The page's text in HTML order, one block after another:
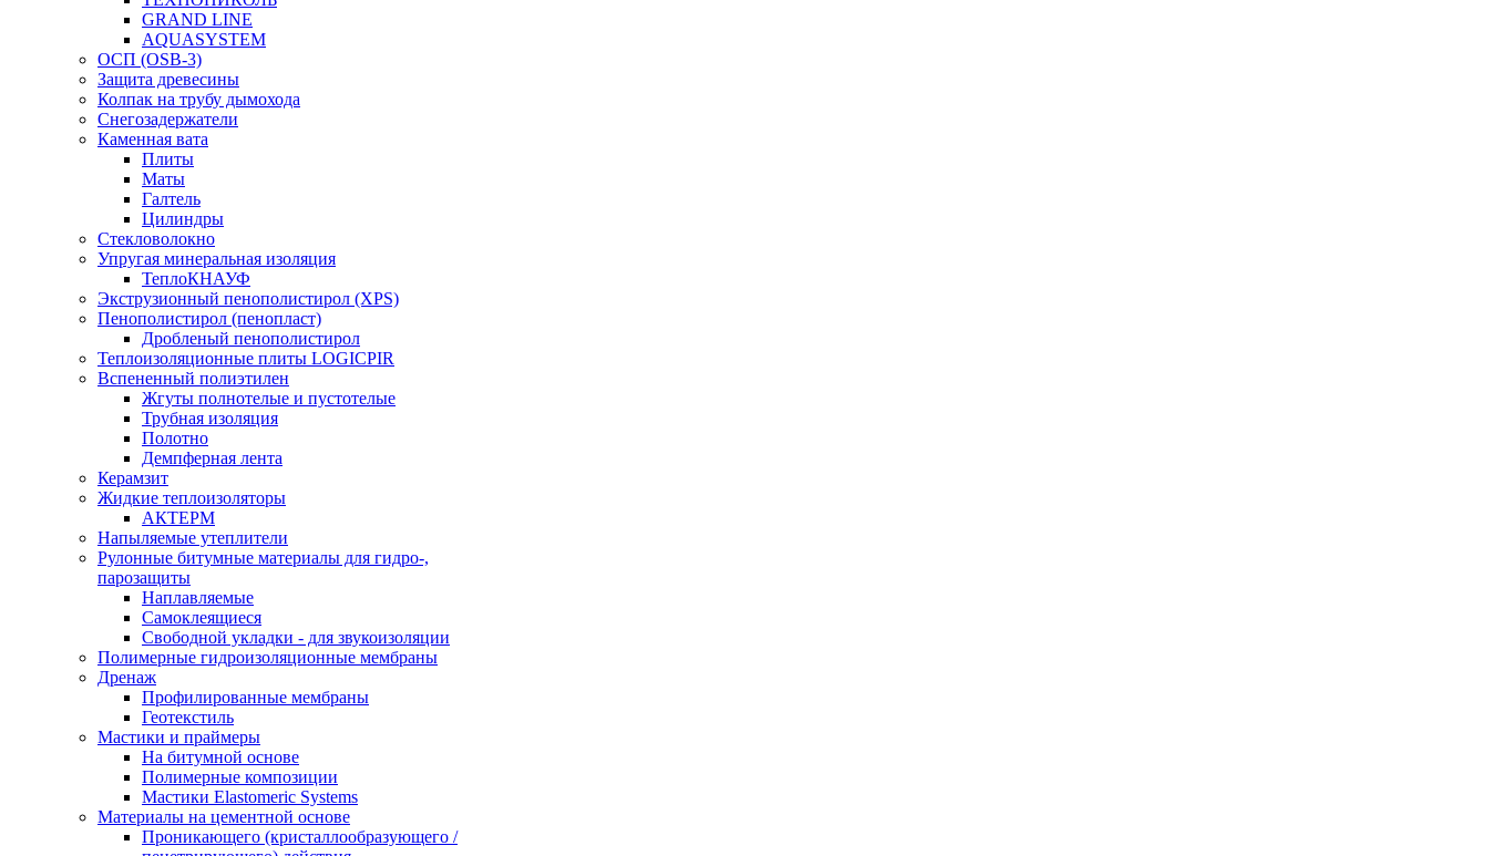
GRAND LINE
AQUASYSTEM
ОСП (OSB-3)
Защита древесины
Колпак на трубу дымохода
Снегозадержатели
Каменная вата
Плиты
Маты
Галтель
Цилиндры
Стекловолокно
Упругая минеральная изоляция
ТеплоКНАУФ
Экструзионный пенополистирол (XPS)
Пенополистирол (пенопласт)
Дробленый пенополистирол
Теплоизоляционные плиты LOGICPIR
Вспененный полиэтилен
Жгуты полнотелые и пустотелые
Трубная изоляция
Полотно
Демпферная лента
Керамзит
Жидкие теплоизоляторы
АКТЕРМ
Напыляемые утеплители
Рулонные битумные материалы для гидро-,
парозащиты
Наплавляемые
Самоклеящиеся
Свободной укладки - для звукоизоляции
Полимерные гидроизоляционные мембраны
Дренаж
Профилированные мембраны
Геотекстиль
Мастики и праймеры
На битумной основе
Полимерные композиции
Мастики Elastomeric Systems
Материалы на цементной основе
Проникающего (кристаллообразующего /